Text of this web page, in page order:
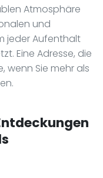
Atmosphäre
und
jeder Aufenthalt
Eine Adresse, die
wenn Sie mehr als